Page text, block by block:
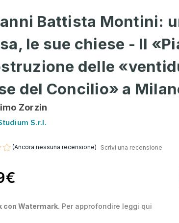
Battista Montini:
le sue chiese - Il
delle
del Concilio» a
Zorzin
S.r.l.
(Ancora nessuna recensione) Scrivi una recensione
con Watermark. Per approfondire leggi qui